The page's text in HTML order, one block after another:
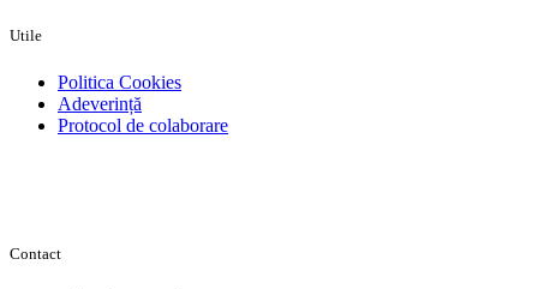
Utile
Politica Cookies
Adeverință
Protocol de colaborare
Contact